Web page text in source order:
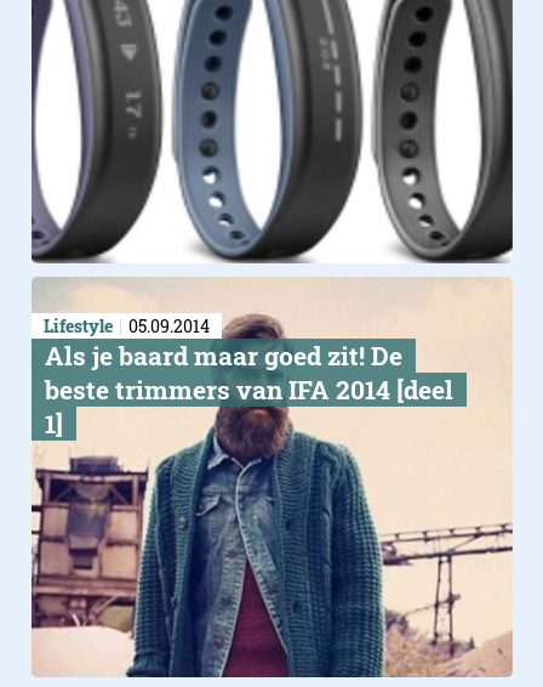
Lifestyle 05.09.2014
Als je baard maar goed zit! De
beste trimmers van IFA 2014 [deel
1]